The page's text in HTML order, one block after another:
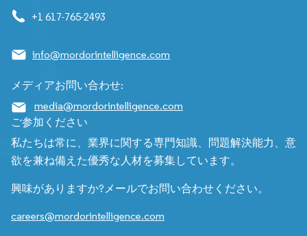
+1 617-765-2493
info@mordorintelligence.com
メディアお問い合わせ:
media@mordorintelligence.com
ご参加ください
私たちは常に、業界に関する専門知識、問題解決能力、意
欲を兼ね備えた優秀な人材を募集しています。
興味がありますか?メールでお問い合わせください。
careers@mordorintelligence.com